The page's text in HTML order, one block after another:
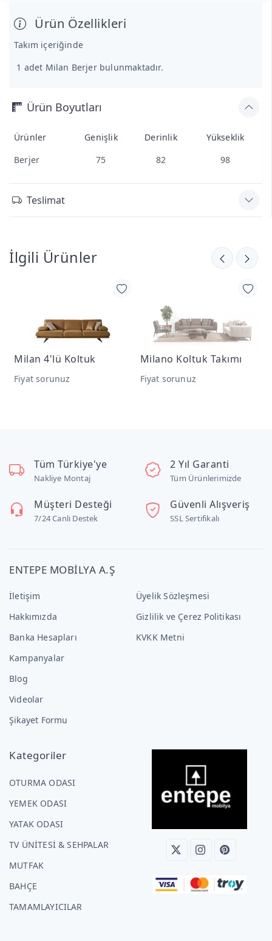
Ürün Özellikleri
Takım içeriğinde
1 adet Milan Berjer bulunmaktadır.
Ürün Boyutları
Ürünler Genişlik Derinlik
Yükseklik
Berjer
75 82 98
Teslimat
İlgili Ürünler
Milan 4'lü Koltuk
Fiyat sorunuz
Milano Koltuk Takımı
Fiyat sorunuz
Tüm Türkiye'ye
Nakliye Montaj
2 Yıl Garanti
Tüm Ürünlerimizde
Müşteri Desteği
7/24 Canlı Destek
Güvenli Alışveriş
SSL Sertifikalı
ENTEPE MOBİLYA A.Ş
İletişim
Hakkımızda
Banka Hesapları
Kampanyalar
Blog
Videolar
Şikayet Formu
Üyelik Sözleşmesi
Gizlilik ve Çerez Politikası
KVKK Metni
Kategoriler
OTURMA ODASI
YEMEK ODASI
YATAK ODASI
TV ÜNİTESİ & SEHPALAR
MUTFAK
BAHÇE
TAMAMLAYICILAR